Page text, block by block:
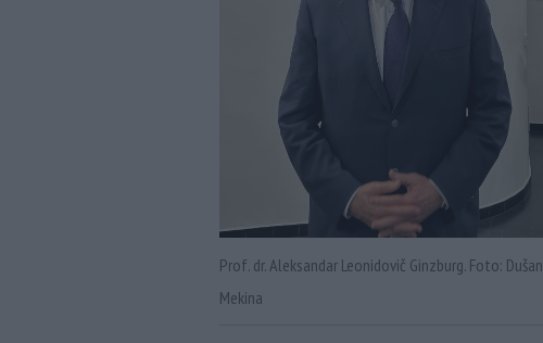
Prof. dr. Aleksandar Leonidovič Ginzburg. Foto: Dušan
Mekina